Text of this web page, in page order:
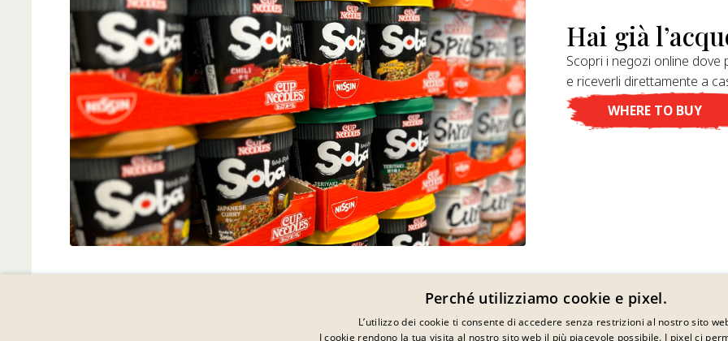
Hai già
Scopri i negozi online
e riceverli direttamente a
WHERE TO BUY
Perché utilizziamo cookie e pixel.
L’utilizzo dei cookie ti consente di accedere senza restrizioni al nostro sito
I cookie rendono la tua visita al nostro sito web il più piacevole possibile. I pixel ci